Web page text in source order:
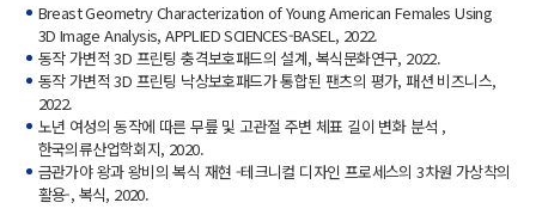
Breast Geometry Characterization of Young American Females Using
3D Image Analysis, APPLIED SCIENCES-BASEL, 2022.
동작 가변적 3D 프린팅 충격보호패드의 설계, 복식문화연구, 2022.
동작 가변적 3D 프린팅 낙상보호패드가 통합된 팬츠의 평가, 패션 비즈니스,
2022.
노년 여성의 동작에 따른 무릎 및 고관절 주변 체표 길이 변화 분석 ,
한국의류산업학회지, 2020.
금관가야 왕과 왕비의 복식 재현 -테크니컬 디자인 프로세스의 3차원 가상착의
활용-, 복식, 2020.